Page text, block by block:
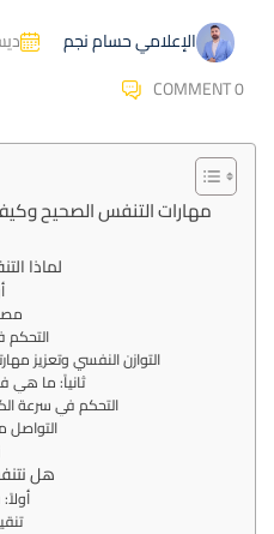
الإعلامي حسام نجم
COMMENT 0
مهارات التنفس الصحيح
لماذا
1.
2.
3. التوازن النفسي وتعزيز
ثانياً: ما هي
1. التحكم في سرعة
2.
هل
–